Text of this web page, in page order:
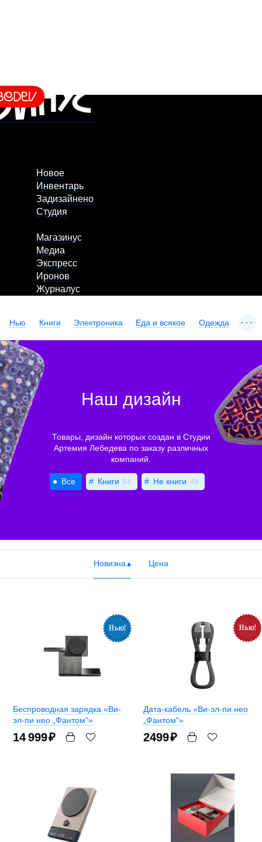
Новое
Инвентарь
Задизайнено
Студия
Магазинус
Медиа
Экспресс
Иронов
Журналус
Нью Книги Электроника Еда и всякое Одежда ...
Наш дизайн
Товары, дизайн которых создан в Студии
Артемия Лебедева по заказу различных
компаний.
Все Книги 64 Не книги 49
Новизна Цена
Беспроводная зарядка «Ви-
эл-пи нео „Фантом“»
14 999₽
Дата-кабель «Ви-эл-пи нео
„Фантом“»
2499₽